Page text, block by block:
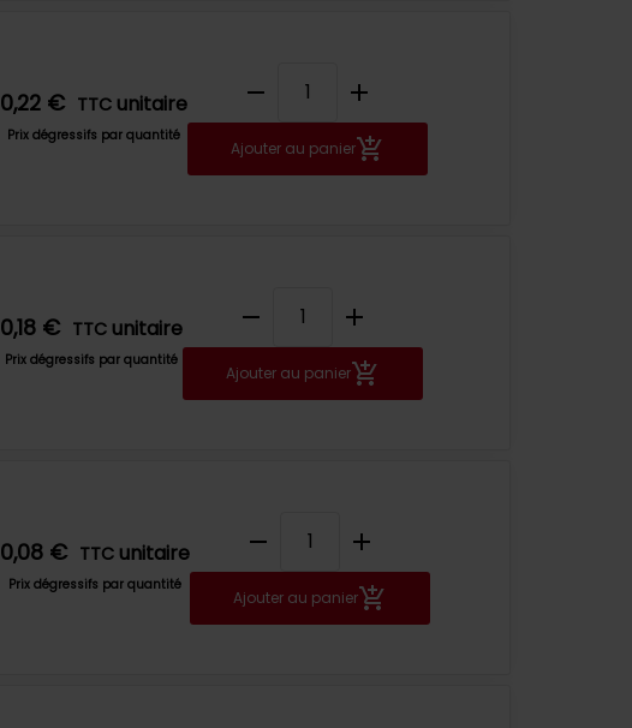
0,22 € TTC unitaire
Prix dégressifs par quantité
remove add
Ajouter au panier
0,18 € TTC unitaire
Prix dégressifs par quantité
remove add
Ajouter au panier
0,08 € TTC unitaire
Prix dégressifs par quantité
remove add
Ajouter au panier